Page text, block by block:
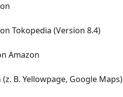
Tokopedia (Version 8.4)
Amazon
B. Yellowpage, Google Maps)